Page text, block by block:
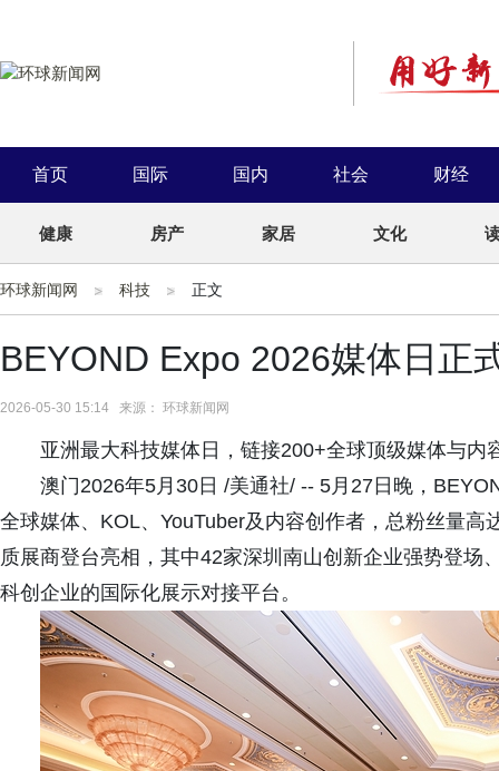
首页 国际 国内 社会 财经
健康 房产 家居 文化
环球新闻网 科技 正文
BEYOND Expo 2026媒体日正
2026-05-30 15:14 来源： 环球新闻网
亚洲最大科技媒体日，链接200+全球顶级媒体与内
澳门2026年5月30日 /美通社/ -- 5月27日晚，
全球媒体、KOL、YouTuber及内容创作者，总粉丝量
质展商登台亮相，其中42家深圳南山创新企业强势登场
科创企业的国际化展示对接平台。